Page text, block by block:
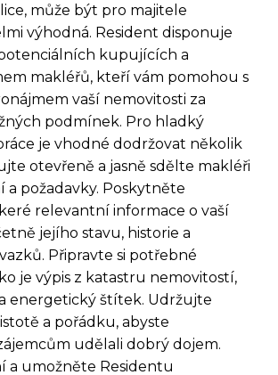
může být pro majitele
výhodná. Resident disponuje
kupujících a
makléřů, kteří vám pomohou s
vaší nemovitosti za
podmínek. Pro hladký
je vhodné dodržovat několik
otevřeně a jasně sdělte makléři
a požadavky. Poskytněte
relevantní informace o vaší
jejího stavu, historie a
Připravte si potřebné
je výpis z katastru nemovitostí,
energetický štítek. Udržujte
a pořádku, abyste
udělali dobrý dojem.
a umožněte Residentu